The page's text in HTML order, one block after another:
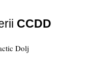
CCDD
Dolj